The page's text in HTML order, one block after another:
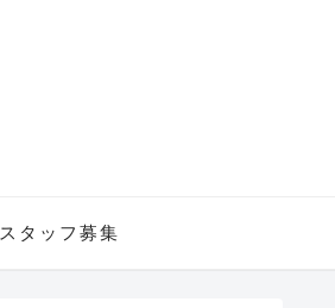
スタッフ募集